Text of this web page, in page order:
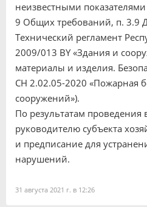
неизвестными
9 Общих требований, п. 3.9
Технический регламент
2009/013 BY «Здания и
материалы и изделия.
СН 2.02.05-2020 «Пожарная
сооружений»).
По результатам
руководителю субъекта
и предписание для
нарушений.
31 августа 2021 г. в 12:26